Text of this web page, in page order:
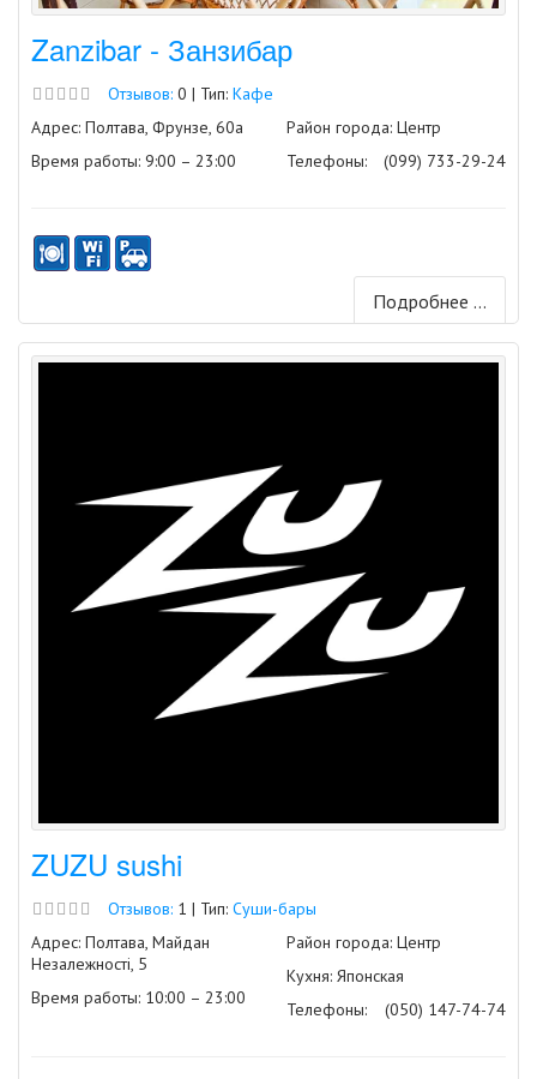
Zanzibar - Занзибар
Отзывов: 0 | Тип: Кафе
Адрес: Полтава, Фрунзе, 60а
Время работы: 9:00 – 23:00
Район города: Центр
Телефоны:
(099) 733-29-24
Подробнее ...
ZUZU sushi
Отзывов: 1 | Тип: Суши-бары
Адрес: Полтава, Майдан
Незалежності, 5
Время работы: 10:00 – 23:00
Район города: Центр
Кухня: Японская
Телефоны:
(050) 147-74-74